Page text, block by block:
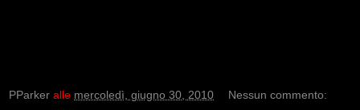
PParker alle mercoledì, giugno 30, 2010 Nessun commento: